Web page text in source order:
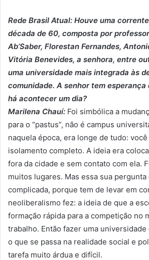
Rede Brasil Atual: Houve uma
década de 60, composta por
Ab’Saber, Florestan Fernandes,
Vitória Benevides, a senhora, entre
uma universidade mais integrada às
comunidade. A senhor tem
há acontecer um dia?
Marilena Chauí: Foi simbólica a
para o “pastus”, não é campus
naquela época, era longe de tudo:
isolamento completo. A ideia era
fora da cidade e sem contato com ela.
muitos lugares. Mas essa sua pergunta
complicada, porque tem de levar em
neoliberalismo fez: a ideia de que a
formação rápida para a competição no
trabalho. Então fazer uma
o que se passa na realidade social e
tarefa muito árdua e difícil.